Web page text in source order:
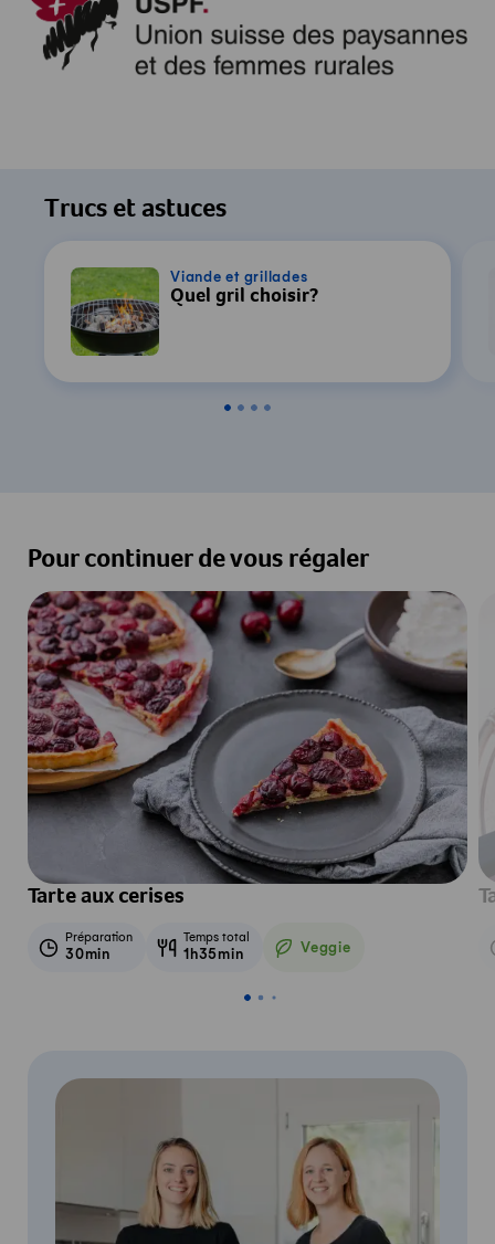
Trucs et astuces
Viande et grillades
Quel gril choisir?
Pour continuer de vous régaler
Tarte aux cerises
Préparation
30min
Temps total
1h35min Veggie
Veggie